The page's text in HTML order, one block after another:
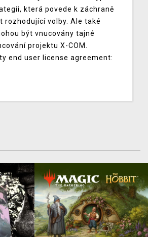
která povede k záchraně
rozhodující volby. Ale také
být vnucovány tajné
projektu X-COM.
end user license agreement: